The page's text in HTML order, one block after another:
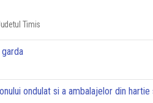
Timis
ondulat si a ambalajelor din hartie